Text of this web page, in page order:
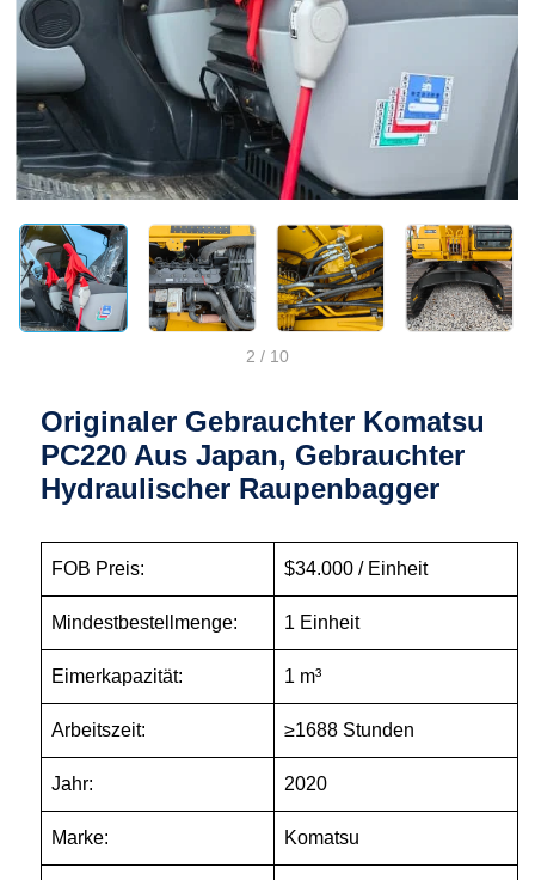
2 / 10
Originaler Gebrauchter Komatsu
PC220 Aus Japan, Gebrauchter
Hydraulischer Raupenbagger
FOB Preis: $34.000 / Einheit
Mindestbestellmenge: 1 Einheit
Eimerkapazität: 1 m³
Arbeitszeit: ≥1688 Stunden
Jahr: 2020
Marke: Komatsu